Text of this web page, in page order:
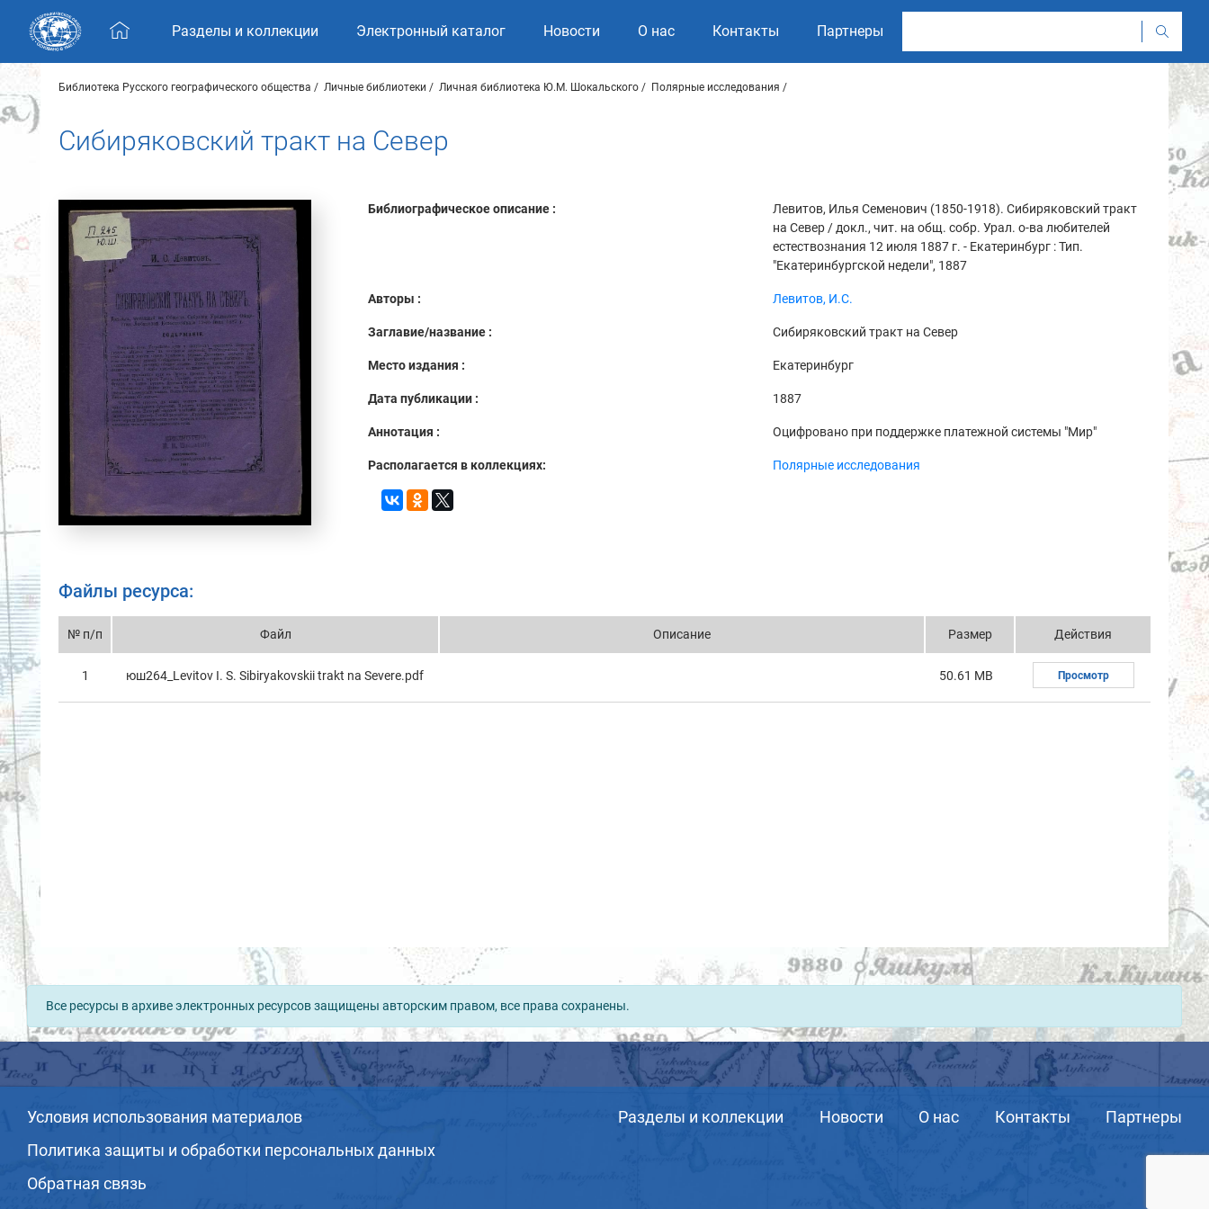
Skip navigation
Разделы и коллекции Электронный каталог Новости О нас Контакты Партнеры
Библиотека Русского географического общества Личные библиотеки Личная библиотека Ю.М. Шокальского Полярные исследования
Сибиряковский тракт на Север
Библиографическое описание :
Левитов, Илья Семенович (1850-1918). Сибиряковский тракт
на Север / докл., чит. на общ. собр. Урал. о-ва любителей
естествознания 12 июля 1887 г. - Екатеринбург : Тип.
"Екатеринбургской недели", 1887
Авторы : Левитов, И.С.
Заглавие/название : Сибиряковский тракт на Север
Место издания : Екатеринбург
Дата публикации : 1887
Аннотация : Оцифровано при поддержке платежной системы "Мир"
Располагается в коллекциях: Полярные исследования
Файлы ресурса:
№ п/п Файл Описание Размер Действия
1 юш264_Levitov I. S. Sibiryakovskii trakt na Severe.pdf 50.61 MB Просмотр
Все ресурсы в архиве электронных ресурсов защищены авторским правом, все права сохранены.
Условия использования материалов
Политика защиты и обработки персональных данных
Обратная связь
Разделы и коллекции Новости О нас Контакты Партнеры